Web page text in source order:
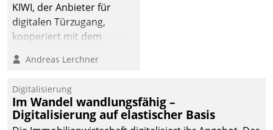
KIWI, der Anbieter für
digitalen Türzugang,
kooperiert mit dem
Softwareentwicklungshaus
Andreas Lerchner
Digitalisierung
Im Wandel wandlungsfähig –
Digitalisierung auf elastischer Basis